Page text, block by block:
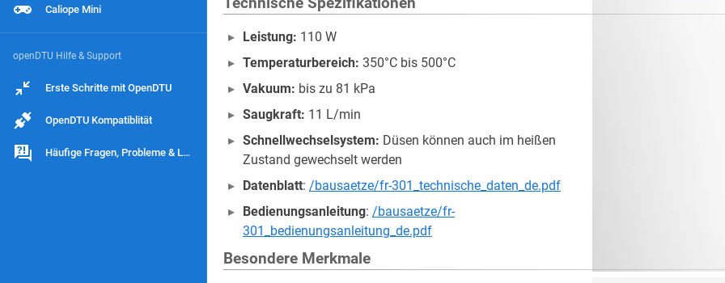
Caliope Mini
openDTU Hilfe & Support
Erste Schritte mit OpenDTU
OpenDTU Kompatiblität
Häufige Fragen, Probleme & Lösungen
Leistung: 110 W
Temperaturbereich: 350°C bis 500°C
Vakuum: bis zu 81 kPa
Saugkraft: 11 L/min
Schnellwechselsystem: Düsen können auch im heißen
Zustand gewechselt werden
Datenblatt: /bausaetze/fr-301_technische_daten_de.pdf
Bedienungsanleitung: /bausaetze/fr-
301_bedienungsanleitung_de.pdf
Besondere Merkmale